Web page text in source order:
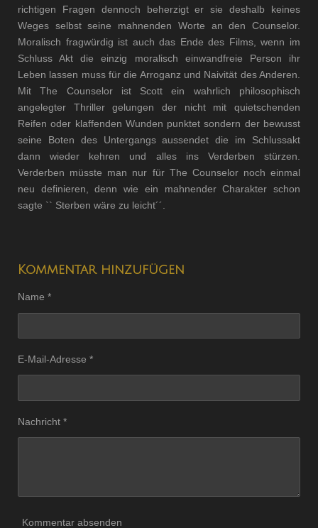
richtigen Fragen dennoch beherzigt er sie deshalb keines
Weges selbst seine mahnenden Worte an den Counselor.
Moralisch fragwürdig ist auch das Ende des Films, wenn im
Schluss Akt die einzig moralisch einwandfreie Person ihr
Leben lassen muss für die Arroganz und Naivität des Anderen.
Mit The Counselor ist Scott ein wahrlich philosophisch
angelegter Thriller gelungen der nicht mit quietschenden
Reifen oder klaffenden Wunden punktet sondern der bewusst
seine Boten des Untergangs aussendet die im Schlussakt
dann wieder kehren und alles ins Verderben stürzen.
Verderben müsste man nur für The Counselor noch einmal
neu definieren, denn wie ein mahnender Charakter schon
sagte `` Sterben wäre zu leicht´´.
Kommentar hinzufügen
Name *
E-Mail-Adresse *
Nachricht *
Kommentar absenden